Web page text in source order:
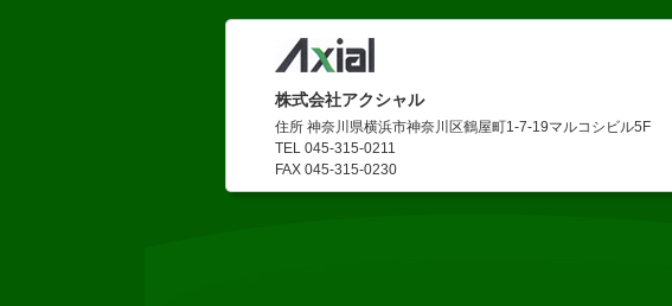
株式会社アクシャル
住所 神奈川県横浜市神奈川区鶴屋町1-7-19マルコシビル5F
TEL 045-315-0211
FAX 045-315-0230